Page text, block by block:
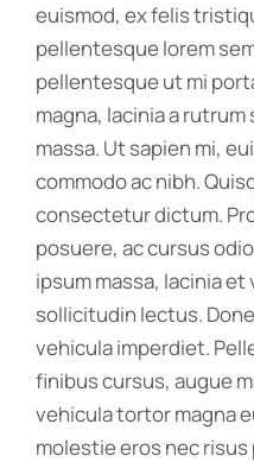
euismod, ex felis
pellentesque lorem
pellentesque ut mi
magna, lacinia a
massa. Ut sapien mi,
commodo ac nibh.
consectetur dictum.
posuere, ac cursus
ipsum massa, lacinia
sollicitudin lectus.
vehicula imperdiet.
finibus cursus, augue
vehicula tortor magna
molestie eros nec